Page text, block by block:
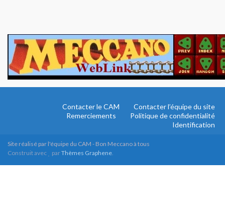
Contacter le CAM
Contacter l’équipe du site
Remerciements
Politique de confidentialité
Identification
Site réalisé par l'équipe du CAM - Bon Meccano à tous
Construit avec
parThèmes Graphene